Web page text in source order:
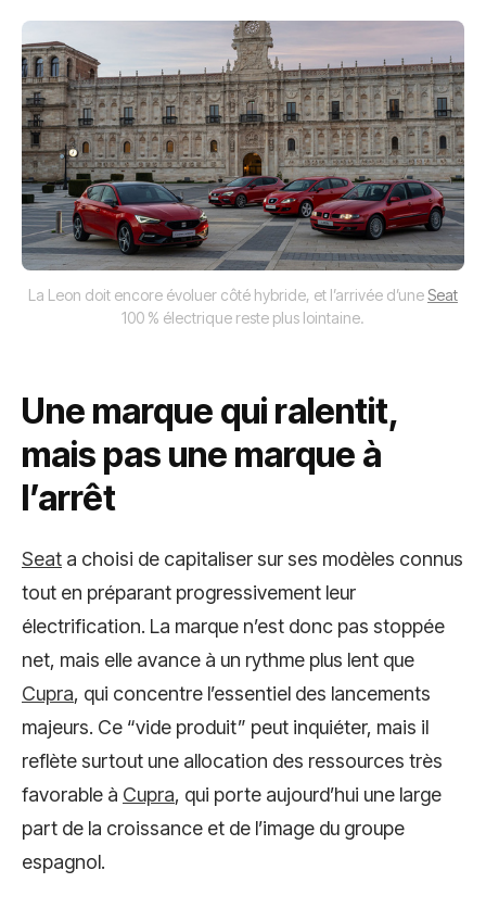
La Leon doit encore évoluer côté hybride, et l’arrivée d’uneSeat
100 % électrique reste plus lointaine.
Une marque qui ralentit,
mais pas une marque à
l’arrêt
Seat a choisi de capitaliser sur ses modèles connus
tout en préparant progressivement leur
électrification. La marque n’est donc pas stoppée
net, mais elle avance à un rythme plus lent que
Cupra, qui concentre l’essentiel des lancements
majeurs. Ce “vide produit” peut inquiéter, mais il
reflète surtout une allocation des ressources très
favorable à Cupra, qui porte aujourd’hui une large
part de la croissance et de l’image du groupe
espagnol.